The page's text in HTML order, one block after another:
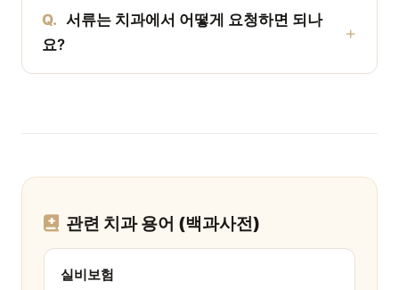
Q. 서류는 치과에서 어떻게 요청하면 되나
요?
관련 치과 용어 (백과사전)
실비보험